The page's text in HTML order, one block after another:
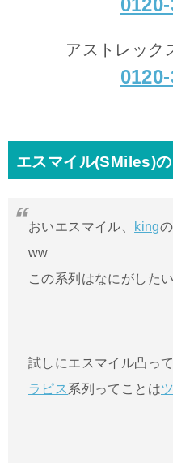
アストレック
エスマイル(SMiles)の
おいエスマイル、 king
ww
この系列はなにがした
試しにエスマイル凸っ
ラピス 系列ってことは